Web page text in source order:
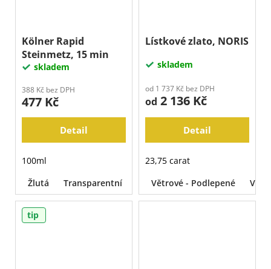
Kölner Rapid
Steinmetz, 15 min
skladem
388 Kč bez DPH
477 Kč
Detail
100ml
Žlutá
Transparentní
Lístkové zlato, NORIS
skladem
od 1 737 Kč bez DPH
od 2 136 Kč
Detail
23,75 carat
Větrové - Podlepené
tip